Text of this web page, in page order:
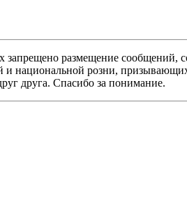
запрещено размещение сообщений,
национальной розни,
друга. Спасибо за понимание.